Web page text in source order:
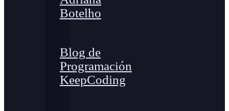
Botelho
Blog de
Programación
KeepCoding